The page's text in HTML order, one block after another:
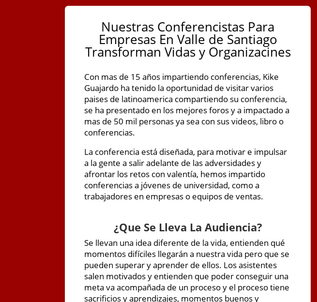
Nuestras Conferencistas Para
Empresas En Valle de Santiago
Transforman Vidas y Organizacines
Con mas de 15 años impartiendo conferencias, Kike
Guajardo ha tenido la oportunidad de visitar varios
paises de latinoamerica compartiendo su conferencia,
se ha presentado en los mejores foros y a impactado a
mas de 50 mil personas ya sea con sus videos, libro o
conferencias.
La conferencia está diseñada, para motivar e impulsar
a la gente a salir adelante de las adversidades y
afrontar los retos con valentía, hemos impartido
conferencias a jóvenes de universidad, como a
trabajadores en empresas o equipos de ventas.
¿Que Se Lleva La Audiencia?
Se llevan una idea diferente de la vida, entienden qué
momentos difíciles llegarán a nuestra vida pero que se
pueden superar y aprender de ellos. Los asistentes
salen motivados y entienden que poder conseguir una
meta va acompañada de un proceso y el proceso tiene
sacrificios y aprendizajes, momentos buenos y